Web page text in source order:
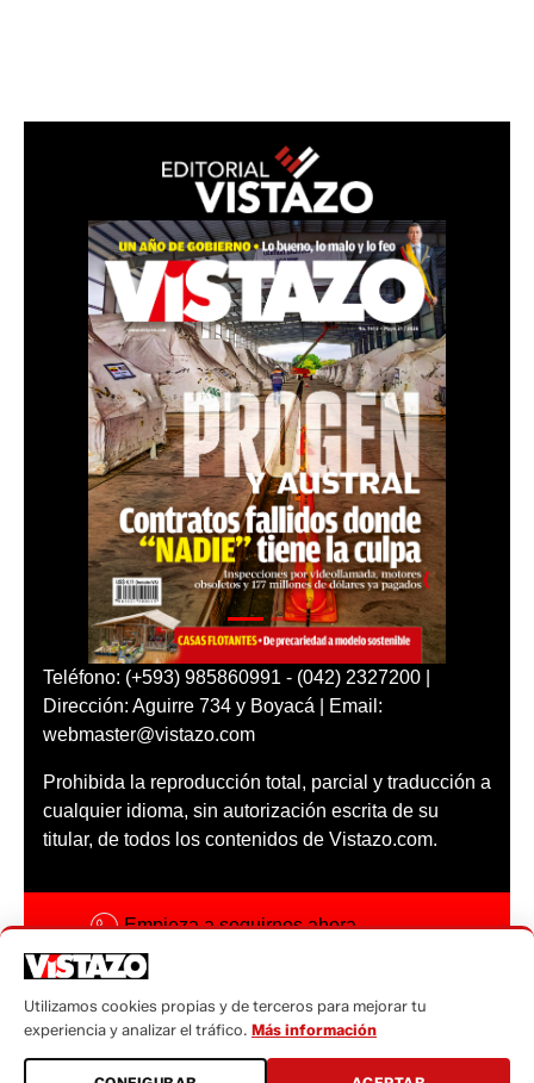
Teléfono: (+593) 985860991 - (042) 2327200 |
Dirección: Aguirre 734 y Boyacá | Email:
webmaster@vistazo.com
Prohibida la reproducción total, parcial y traducción a
cualquier idioma, sin autorización escrita de su
titular, de todos los contenidos de Vistazo.com.
Empieza a seguirnos ahora
Código ética
Sugerencias a:
Utilizamos cookies propias y de terceros para mejorar tu
experiencia y analizar el tráfico. Más información